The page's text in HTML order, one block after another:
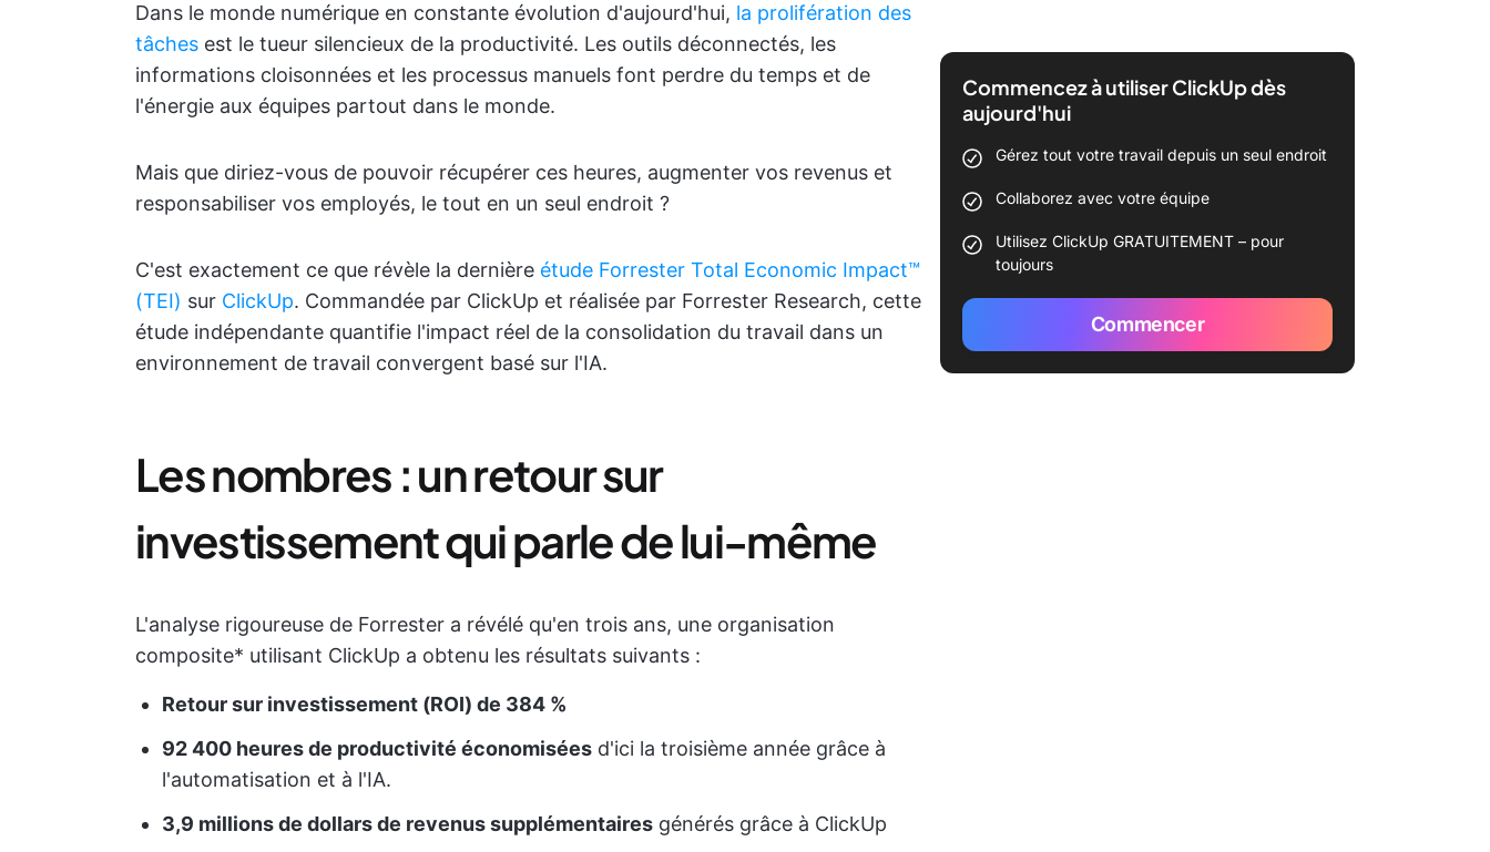
Dans le monde numérique en constante évolution d'aujourd'hui, la prolifération des
tâches est le tueur silencieux de la productivité. Les outils déconnectés, les
informations cloisonnées et les processus manuels font perdre du temps et de
l'énergie aux équipes partout dans le monde.
Mais que diriez-vous de pouvoir récupérer ces heures, augmenter vos revenus et
responsabiliser vos employés, le tout en un seul endroit ?
C'est exactement ce que révèle la dernière étude Forrester Total Economic Impact™
(TEI) sur ClickUp. Commandée par ClickUp et réalisée par Forrester Research, cette
étude indépendante quantifie l'impact réel de la consolidation du travail dans un
environnement de travail convergent basé sur l'IA.
Les nombres : un retour sur
investissement qui parle de lui-même
L'analyse rigoureuse de Forrester a révélé qu'en trois ans, une organisation
composite* utilisant ClickUp a obtenu les résultats suivants :
Retour sur investissement (ROI) de 384 %
92 400 heures de productivité économisées d'ici la troisième année grâce à
l'automatisation et à l'IA.
3,9 millions de dollars de revenus supplémentaires générés grâce à ClickUp
Commencez à utiliser ClickUp dès
aujourd'hui
Gérez tout votre travail depuis un seul endroit
Collaborez avec votre équipe
Utilisez ClickUp GRATUITEMENT – pour
toujours
Commencer